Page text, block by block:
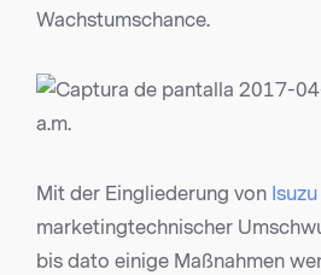
Wachstumschance.
Mit der Eingliederung von Isuzu
marketingtechnischer
bis dato einige Maßnahmen